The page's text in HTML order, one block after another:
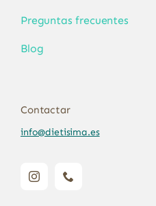
Preguntas frecuentes
Blog
Contactar
info@dietisima.es